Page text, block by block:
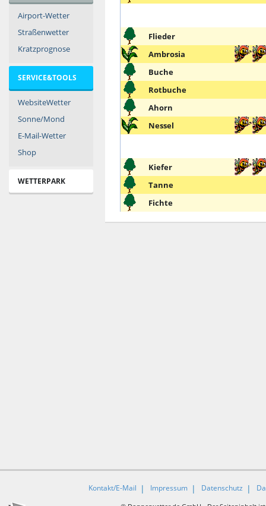
Airport-Wetter
Straßenwetter
Kratzprognose
SERVICE&TOOLS
WebsiteWetter
Sonne/Mond
E-Mail-Wetter
Shop
WETTERPARK
Flieder
Ambrosia
Buche
Rotbuche
Ahorn
Nessel
Kiefer
Tanne
Fichte
Kontakt/E-Mail Impressum Datenschutz